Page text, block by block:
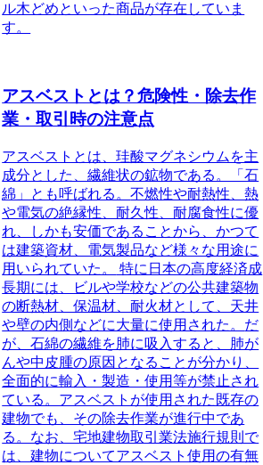
ル木どめといった商品が存在していま
す。
アスベストとは？危険性・除去作
業・取引時の注意点
アスベストとは、珪酸マグネシウムを主
成分とした、繊維状の鉱物である。「石
綿」とも呼ばれる。不燃性や耐熱性、熱
や電気の絶縁性、耐久性、耐腐食性に優
れ、しかも安価であることから、かつて
は建築資材、電気製品など様々な用途に
用いられていた。
特に日本の高度経済成
長期には、ビルや学校などの公共建築物
の断熱材、保温材、耐火材として、天井
や壁の内側などに大量に使用された。 だ
が、石綿の繊維を肺に吸入すると、肺が
んや中皮腫の原因となることが分かり、
全面的に輸入・製造・使用等が禁止され
ている。アスベストが使用された既存の
建物でも、その除去作業が進行中であ
る。なお、宅地建物取引業法施行規則で
は、建物についてアスベスト使用の有無